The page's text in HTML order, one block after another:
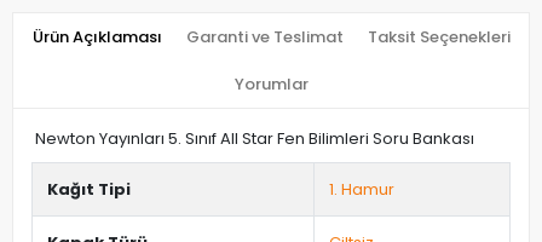
Ürün Açıklaması Garanti ve Teslimat Taksit Seçenekleri
Yorumlar
Newton Yayınları 5. Sınıf All Star Fen Bilimleri Soru Bankası
Kağıt Tipi 1. Hamur